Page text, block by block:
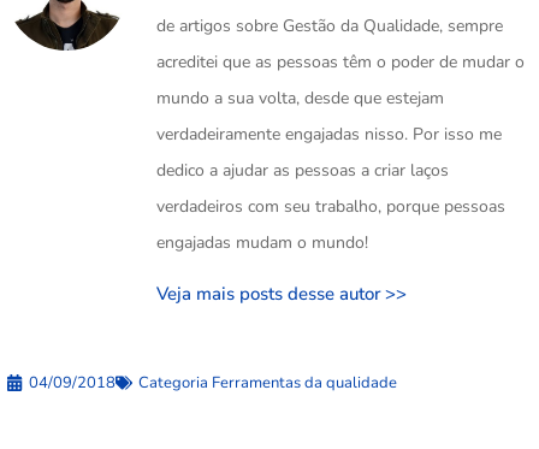
de artigos sobre Gestão da Qualidade, sempre
acreditei que as pessoas têm o poder de mudar o
mundo a sua volta, desde que estejam
verdadeiramente engajadas nisso. Por isso me
dedico a ajudar as pessoas a criar laços
verdadeiros com seu trabalho, porque pessoas
engajadas mudam o mundo!
Veja mais posts desse autor >>
04/09/2018 Categoria Ferramentas da qualidade